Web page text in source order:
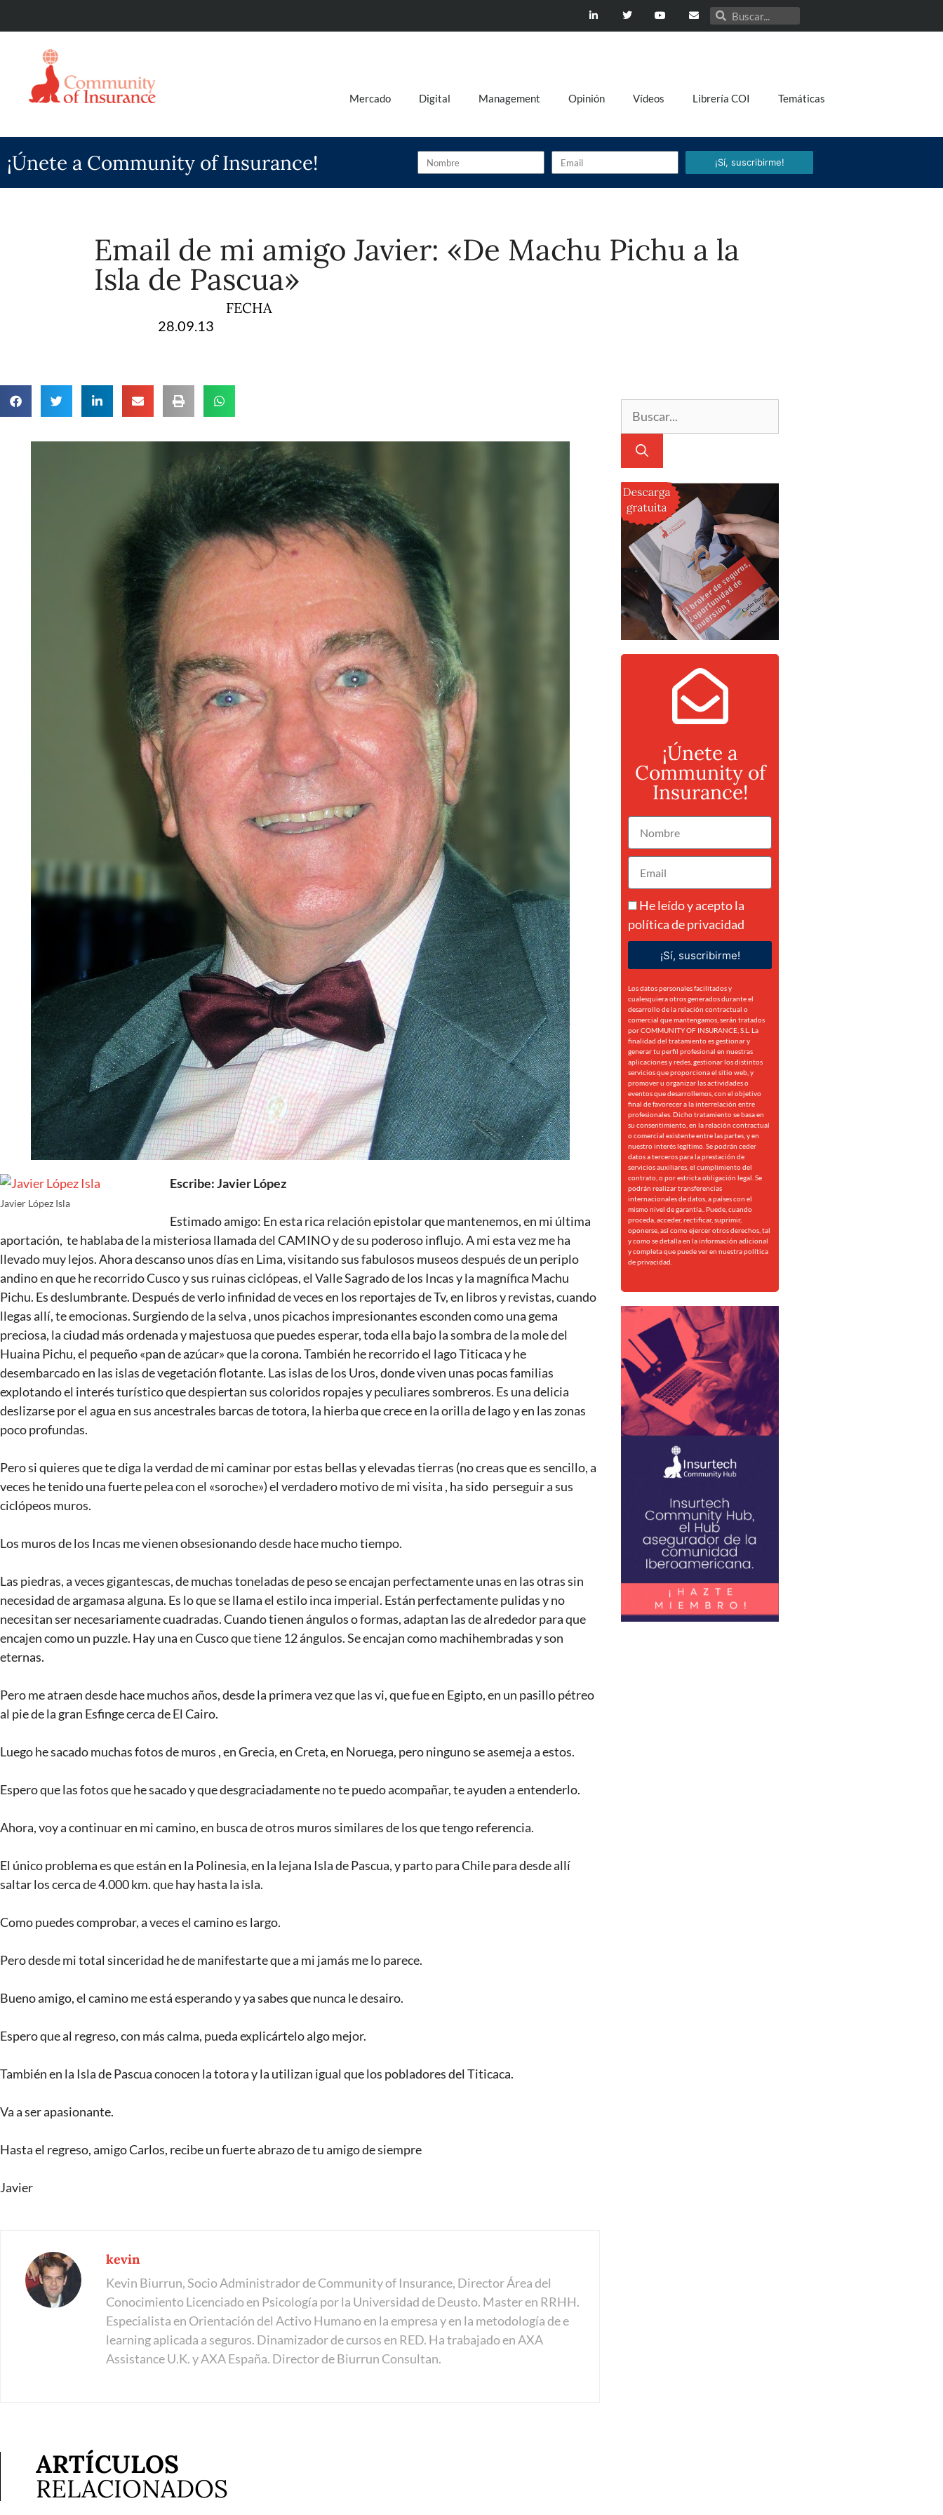
Mercado Digital Management Opinión Vídeos Librería COI Temáticas
¡Únete a Community of Insurance! ¡Sí, suscribirme!
Email de mi amigo Javier: «De Machu Pichu a la
Isla de Pascua»
FECHA
28.09.13
Javier López Isla
Escribe: Javier López
Estimado amigo: En esta rica relación epistolar que mantenemos, en mi última
aportación, te hablaba de la misteriosa llamada del CAMINO y de su poderoso influjo. A mi esta vez me ha
llevado muy lejos. Ahora descanso unos días en Lima, visitando sus fabulosos museos después de un periplo
andino en que he recorrido Cusco y sus ruinas ciclópeas, el Valle Sagrado de los Incas y la magnífica Machu
Pichu. Es deslumbrante. Después de verlo infinidad de veces en los reportajes de Tv, en libros y revistas, cuando
llegas allí, te emocionas. Surgiendo de la selva , unos picachos impresionantes esconden como una gema
preciosa, la ciudad más ordenada y majestuosa que puedes esperar, toda ella bajo la sombra de la mole del
Huaina Pichu, el pequeño «pan de azúcar» que la corona. También he recorrido el lago Titicaca y he
desembarcado en las islas de vegetación flotante. Las islas de los Uros, donde viven unas pocas familias
explotando el interés turístico que despiertan sus coloridos ropajes y peculiares sombreros. Es una delicia
deslizarse por el agua en sus ancestrales barcas de totora, la hierba que crece en la orilla de lago y en las zonas
poco profundas.
Pero si quieres que te diga la verdad de mi caminar por estas bellas y elevadas tierras (no creas que es sencillo, a
veces he tenido una fuerte pelea con el «soroche») el verdadero motivo de mi visita , ha sido perseguir a sus
ciclópeos muros.
Los muros de los Incas me vienen obsesionando desde hace mucho tiempo.
Las piedras, a veces gigantescas, de muchas toneladas de peso se encajan perfectamente unas en las otras sin
necesidad de argamasa alguna. Es lo que se llama el estilo inca imperial. Están perfectamente pulidas y no
necesitan ser necesariamente cuadradas. Cuando tienen ángulos o formas, adaptan las de alrededor para que
encajen como un puzzle. Hay una en Cusco que tiene 12 ángulos. Se encajan como machihembradas y son
eternas.
Pero me atraen desde hace muchos años, desde la primera vez que las vi, que fue en Egipto, en un pasillo pétreo
al pie de la gran Esfinge cerca de El Cairo.
Luego he sacado muchas fotos de muros , en Grecia, en Creta, en Noruega, pero ninguno se asemeja a estos.
Espero que las fotos que he sacado y que desgraciadamente no te puedo acompañar, te ayuden a entenderlo.
Ahora, voy a continuar en mi camino, en busca de otros muros similares de los que tengo referencia.
El único problema es que están en la Polinesia, en la lejana Isla de Pascua, y parto para Chile para desde allí
saltar los cerca de 4.000 km. que hay hasta la isla.
Como puedes comprobar, a veces el camino es largo.
Pero desde mi total sinceridad he de manifestarte que a mi jamás me lo parece.
Bueno amigo, el camino me está esperando y ya sabes que nunca le desairo.
Espero que al regreso, con más calma, pueda explicártelo algo mejor.
También en la Isla de Pascua conocen la totora y la utilizan igual que los pobladores del Titicaca.
Va a ser apasionante.
Hasta el regreso, amigo Carlos, recibe un fuerte abrazo de tu amigo de siempre
Javier
kevin
Kevin Biurrun, Socio Administrador de Community of Insurance, Director Área del
Conocimiento Licenciado en Psicología por la Universidad de Deusto. Master en RRHH.
Especialista en Orientación del Activo Humano en la empresa y en la metodología de e
learning aplicada a seguros. Dinamizador de cursos en RED. Ha trabajado en AXA
Assistance U.K. y AXA España. Director de Biurrun Consultan.
¡Únete a
Community of
Insurance!
He leído y acepto la
política de privacidad
¡Sí, suscribirme!
Los datos personales facilitados y
cualesquiera otros generados durante el
desarrollo de la relación contractual o
comercial que mantengamos, serán tratados
por COMMUNITY OF INSURANCE, S.L. La
finalidad del tratamiento es gestionar y
generar tu perfil profesional en nuestras
aplicaciones y redes, gestionar los distintos
servicios que proporciona el sitio web, y
promover u organizar las actividades o
eventos que desarrollemos, con el objetivo
final de favorecer a la interrelación entre
profesionales. Dicho tratamiento se basa en
su consentimiento, en la relación contractual
o comercial existente entre las partes, y en
nuestro interés legítimo. Se podrán ceder
datos a terceros para la prestación de
servicios auxiliares, el cumplimiento del
contrato, o por estricta obligación legal. Se
podrán realizar transferencias
internacionales de datos, a países con el
mismo nivel de garantía.. Puede, cuando
proceda, acceder, rectificar, suprimir,
oponerse, así como ejercer otros derechos, tal
y como se detalla en la información adicional
y completa que puede ver en nuestrapolítica
de privacidad.
ARTÍCULOS
RELACIONADOS